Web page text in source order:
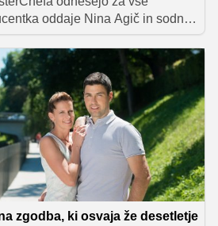
oddaje Nina Agič in sodnik
kako MasterChef premika meje,
iz najbolj znane kuhinje
v novo sezono
zgodba, ki osvaja že desetletje